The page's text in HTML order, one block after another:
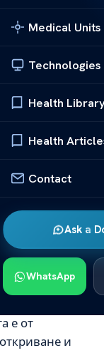
Medical Units
Technologies
Health
Health
Contact
Ask a
WhatsApp
и
но сериозно
на
съдове
пубертета и
че
и
е от
и